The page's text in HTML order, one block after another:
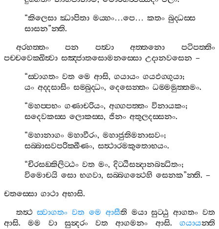
“කිලෙසා ඣාපිතා මය‍්හං…පෙ…කතං බුද‍්ධස‍්ස
සාසන”න‍්ති.
අරහත‍්තං
පන පත්‍වා අත‍්තනො
පටිපත‍්තිං
පච‍්චවෙක‍්ඛිත්‍වා සඤ‍්ජාතසොමනස‍්සො උදානවසෙන –
“ස‍්වාගතං වත මෙ ආසි,ගයායං ගයඵග‍්ගුයා;
යං අද‍්දසාසිං සම‍්බුද‍්ධං,දෙසෙන‍්තං ධම‍්මමුත‍්තමං.
“මහප‍්පභං ගණාචරියං,අග‍්ගපත‍්තං විනායකං;
සදෙවකස‍්ස ලොකස‍්ස,ජිනං අතුලදස‍්සනං.
“මහානාගං මහාවීරං,මහාජුතිමනාසවං;
සබ‍්බාසවපරික‍්ඛීණං,සත්‍ථාරමකුතොභයං.
“චිරසඞ‍්කිලිට‍්ඨං වත මං,දිට‍්ඨිසන්‍දානබන්‍ධිතං;
විමොචයි සො භගවා,සබ‍්බගන්‍ථෙහි සෙනක”න‍්ති. –
චතස‍්සො ගාථා අභාසි.
තත්‍ථ ස‍්වාගතං වත මෙ ආසීති මයා සුට‍්ඨු ආගතං වත
ආසි.මම වා සුන්‍දරං වත ආගමනං ආසි.ගයායන‍්ති